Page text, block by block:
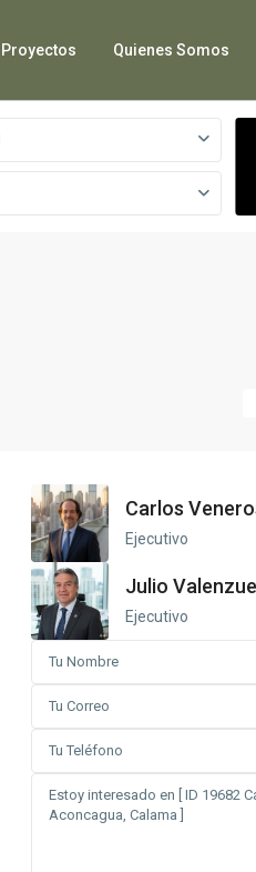
Proyectos Quienes Somos
Carlos
Ejecutivo
Julio
Ejecutivo